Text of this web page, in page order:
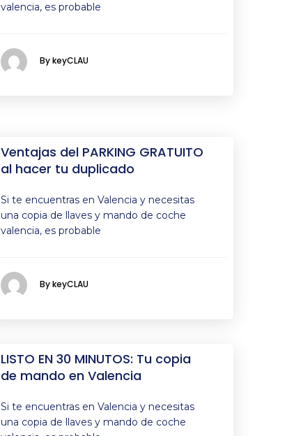
valencia, es probable
By keyCLAU
Ventajas del PARKING GRATUITO
al hacer tu duplicado
Si te encuentras en Valencia y necesitas
una copia de llaves y mando de coche
valencia, es probable
By keyCLAU
LISTO EN 30 MINUTOS: Tu copia
de mando en Valencia
Si te encuentras en Valencia y necesitas
una copia de llaves y mando de coche